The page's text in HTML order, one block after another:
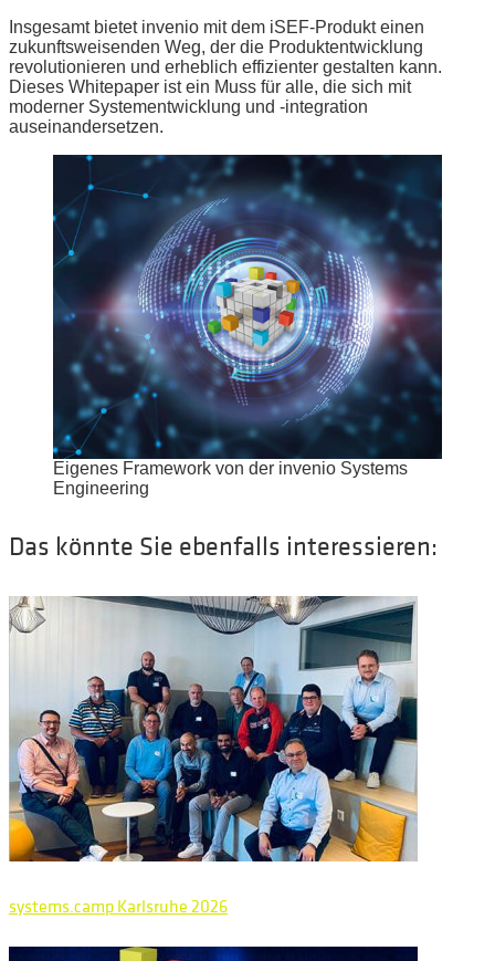
Insgesamt bietet invenio mit dem iSEF-Produkt einen
zukunftsweisenden Weg, der die Produktentwicklung
revolutionieren und erheblich effizienter gestalten kann.
Dieses Whitepaper ist ein Muss für alle, die sich mit
moderner Systementwicklung und -integration
auseinandersetzen.
Eigenes Framework von der invenio Systems
Engineering
Das könnte Sie ebenfalls interessieren:
systems.camp Karlsruhe 2026